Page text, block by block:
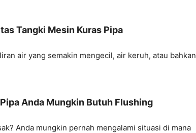
Tangki Mesin Kuras Pipa
air yang semakin mengecil, air keruh, atau bahkan
Anda Mungkin Butuh Flushing
Anda mungkin pernah mengalami situasi di mana